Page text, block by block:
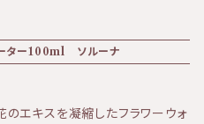
す。 KIRI公式ホームペ
⇩ https://kiri-skin-japan.jp/
質を高めるサポーターです。
もっちりとします。 ★効果:
感、シミ、エイジングケアなど
ター100ml ソルーナ
のエキスを凝縮したフラワーウォ